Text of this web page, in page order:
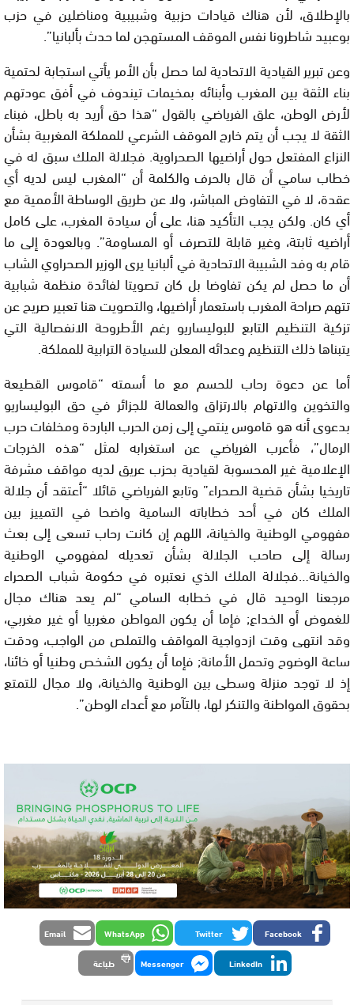
بالإطلاق، لأن هناك قيادات حزبية وشبيبية ومناضلين في حزب
بوعبيد شاطرونا نفس الموقف المستهجن لما حدث بألبانيا”.
وعن تبرير القيادية الاتحادية لما حصل بأن الأمر يأتي استجابة لحتمية
بناء الثقة بين المغرب وأبنائه بمخيمات تيندوف في أفق عودتهم
لأرض الوطن، علق الفرياضي بالقول “هذا حق أريد به باطل، فبناء
الثقة لا يجب أن يتم خارج الموقف الشرعي للمملكة المغربية بشأن
النزاع المفتعل حول أراضيها الصحراوية. فجلالة الملك سبق له في
خطاب سامي أن قال بالحرف والكلمة أن “المغرب ليس لديه أي
عقدة، لا في التفاوض المباشر، ولا عن طريق الوساطة الأممية مع
أي كان. ولكن يجب التأكيد هنا، على أن سيادة المغرب، على كامل
أراضيه ثابتة، وغير قابلة للتصرف أو المساومة”. وبالعودة إلى ما
قام به وفد الشبيبة الاتحادية في ألبانيا يرى الوزير الصحراوي الشاب
أن ما حصل لم يكن تفاوضا بل كان تصويتا لفائدة منظمة شبابية
تتهم صراحة المغرب باستعمار أراضيها، والتصويت هنا تعبير صريح عن
تزكية التنظيم التابع للبوليساريو رغم الأطروحة الانفصالية التي
يتبناها ذلك التنظيم وعدائه المعلن للسيادة الترابية للمملكة.
أما عن دعوة رحاب للحسم مع ما أسمته “قاموس القطيعة
والتخوين والاتهام بالارتزاق والعمالة للجزائر في حق البوليساريو
بدعوى أنه هو قاموس ينتمي إلى زمن الحرب الباردة ومخلفات حرب
الرمال”، فأعرب الفرياضي عن استغرابه لمثل “هذه الخرجات
الإعلامية غير المحسوبة لقيادية بحزب عريق لديه مواقف مشرفة
تاريخيا بشأن قضية الصحراء” وتابع الفرياضي قائلا “أعتقد أن جلالة
الملك كان في أحد خطاباته السامية واضحا في التمييز بين
مفهومي الوطنية والخيانة، اللهم إن كانت رحاب تسعى إلى بعث
رسالة إلى صاحب الجلالة بشأن تعديله لمفهومي الوطنية
والخيانة…فجلالة الملك الذي نعتبره في حكومة شباب الصحراء
مرجعنا الوحيد قال في خطابه السامي “لم يعد هناك مجال
للغموض أو الخداع; فإما أن يكون المواطن مغربيا أو غير مغربي،
وقد انتهى وقت ازدواجية المواقف والتملص من الواجب، ودقت
ساعة الوضوح وتحمل الأمانة; فإما أن يكون الشخص وطنيا أو خائنا،
إذ لا توجد منزلة وسطى بين الوطنية والخيانة، ولا مجال للتمتع
بحقوق المواطنة والتنكر لها، بالتآمر مع أعداء الوطن”.
Facebook
Twitter
WhatsApp
Email
LinkedIn
Messenger طباعة